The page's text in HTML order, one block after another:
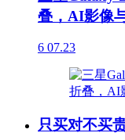
叠，AI影像
6 07.23
只买对不买